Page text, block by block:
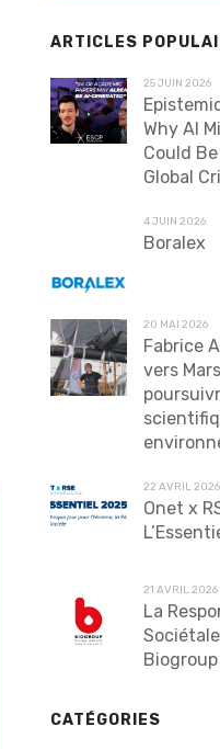
ARTICLES
25 JUIN 2026
Why AI
Could
Global
4 JUIN 2026
Boralex
20 MAI 2026
Fabrice
vers
22 AVRIL 2026
Onet x
21 AVRIL 2026
La
Biogroup
CATÉGORIES